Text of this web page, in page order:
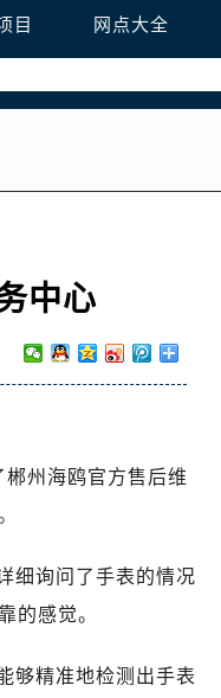
目 网点大全
约）
）
（需提前预约）
）
约）
室（需提前预约）
预约）
中心
州海鸥官方售后维
细询问了手表的情况
的感觉。
够精准地检测出手表